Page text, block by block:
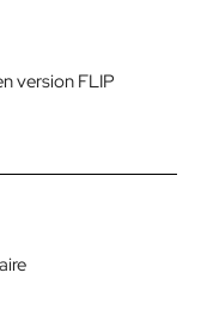
version FLIP